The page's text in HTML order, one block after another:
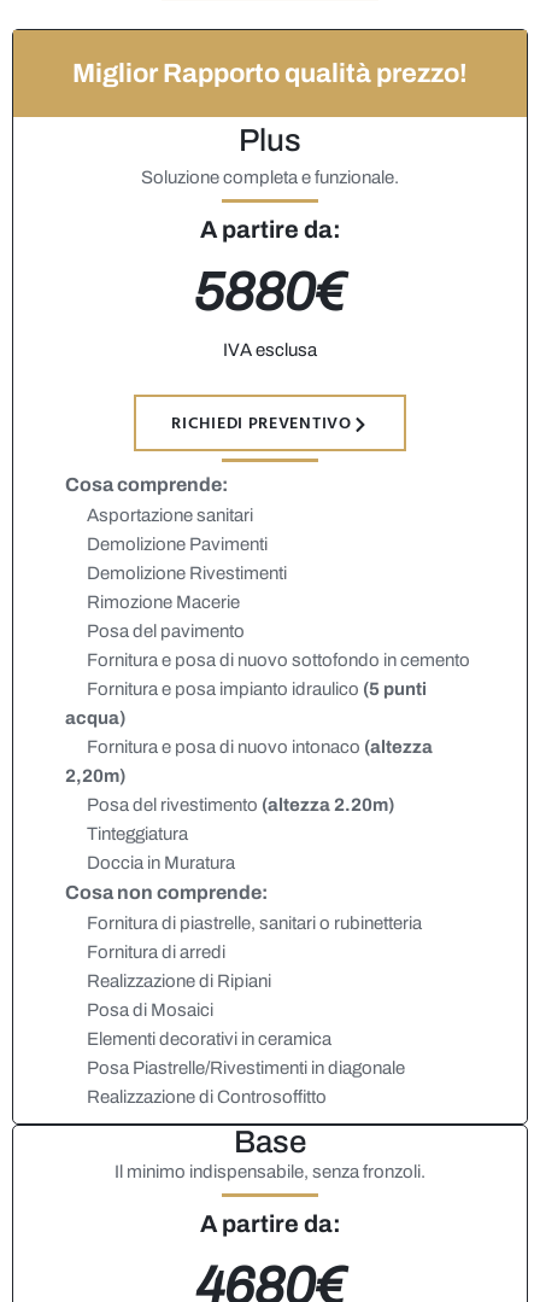
Base
Il minimo indispensabile, senza fronzoli.
A partire da:
4680€
Miglior Rapporto qualità prezzo!
Plus
Soluzione completa e funzionale.
A partire da:
5880€
IVA esclusa
RICHIEDI PREVENTIVO
Cosa comprende:
Asportazione sanitari
Demolizione Pavimenti
Demolizione Rivestimenti
Rimozione Macerie
Posa del pavimento
Fornitura e posa di nuovo sottofondo in cemento
Fornitura e posa impianto idraulico (5 punti
acqua)
Fornitura e posa di nuovo intonaco (altezza
2,20m)
Posa del rivestimento (altezza 2.20m)
Tinteggiatura
Doccia in Muratura
Cosa non comprende:
Fornitura di piastrelle, sanitari o rubinetteria
Fornitura di arredi
Realizzazione di Ripiani
Posa di Mosaici
Elementi decorativi in ceramica
Posa Piastrelle/Rivestimenti in diagonale
Realizzazione di Controsoffitto